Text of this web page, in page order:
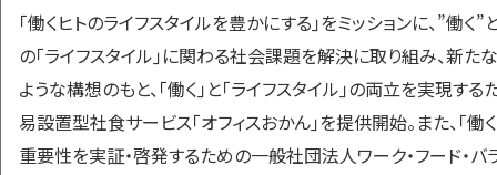
｢働くヒトのライフスタイルを豊かにする｣をミッションに、”働
の｢ライフスタイル｣に関わる社会課題を解決に取り組み、新た
ような構想のもと、｢働く｣と｢ライフスタイル｣の両立を実現す
易設置型社食サービス｢オフィスおかん｣を提供開始。また、｢
重要性を実証・啓発するための一般社団法人ワーク・フード・